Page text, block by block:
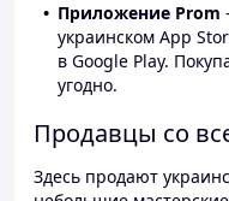
Приложение Prom
украинском App
в Google Play.
угодно.
Продавцы со
Здесь продают